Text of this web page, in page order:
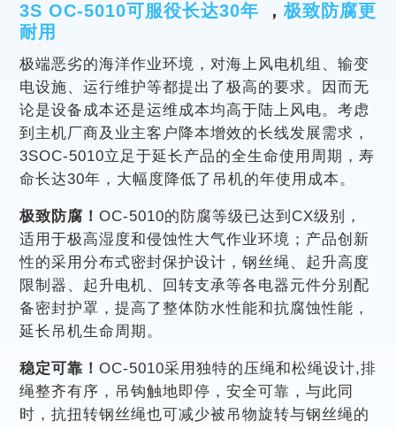
3S OC-5010可服役长达30年 ， 极致防腐更
耐用
极端恶劣的海洋作业环境，对海上风电机组、输变
电设施、运行维护等都提出了极高的要求。因而无
论是设备成本还是运维成本均高于陆上风电。考虑
到主机厂商及业主客户降本增效的长线发展需求，
3SOC-5010立足于延长产品的全生命使用周期，寿
命长达30年，大幅度降低了吊机的年使用成本。
极致防腐！ OC-5010的防腐等级已达到CX级别，
适用于极高湿度和侵蚀性大气作业环境；产品创新
性的采用分布式密封保护设计，钢丝绳、起升高度
限制器、起升电机、回转支承等各电器元件分别配
备密封护罩，提高了整体防水性能和抗腐蚀性能，
延长吊机生命周期。
稳定可靠！ OC-5010采用独特的压绳和松绳设计,排
绳整齐有序，吊钩触地即停，安全可靠，与此同
时，抗扭转钢丝绳也可减少被吊物旋转与钢丝绳的